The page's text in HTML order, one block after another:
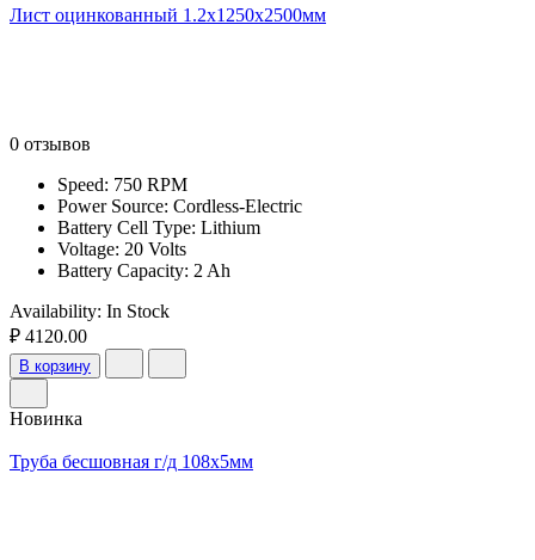
Лист оцинкованный 1.2x1250x2500мм
0 отзывов
Speed: 750 RPM
Power Source: Cordless-Electric
Battery Cell Type: Lithium
Voltage: 20 Volts
Battery Capacity: 2 Ah
Availability: In Stock
₽ 4120.00
В корзину
Новинка
Труба бесшовная г/д 108х5мм